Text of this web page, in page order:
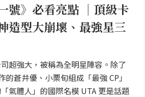
號》必看亮點 ｜頂級卡
造型大崩壞、最強星三
超強大，被稱為全明星陣容。除了
的蒼井優、小栗旬組成「最強 CP」
氣體人」的國際名模 UTA 更是話題